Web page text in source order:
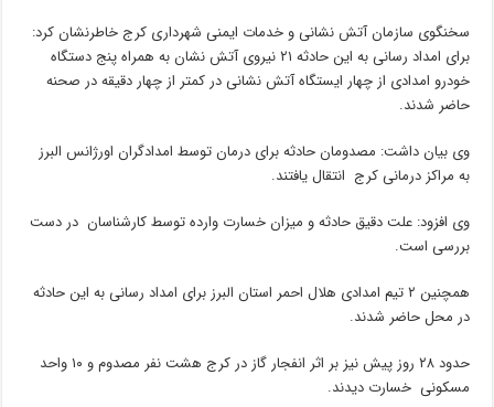
سخنگوی سازمان آتش نشانی و خدمات ایمنی شهرداری کرج خاطرنشان کرد:
برای امداد رسانی به این حادثه ۲۱ نیروی آتش نشان به همراه پنج دستگاه
خودرو امدادی از چهار ایستگاه آتش نشانی در کمتر از چهار دقیقه در صحنه
حاضر شدند.
وی بیان داشت: مصدومان حادثه برای درمان توسط امدادگران اورژانس البرز
به مراکز درمانی کرج انتقال یافتند.
وی افزود: علت دقیق حادثه و میزان خسارت وارده توسط کارشناسان در دست
بررسی است.
همچنین ۲ تیم امدادی هلال احمر استان البرز برای امداد رسانی به این حادثه
در محل حاضر شدند.
حدود ۲۸ روز پیش نیز بر اثر انفجار گاز در کرج هشت نفر مصدوم و ۱۰ واحد
مسکونی خسارت دیدند.